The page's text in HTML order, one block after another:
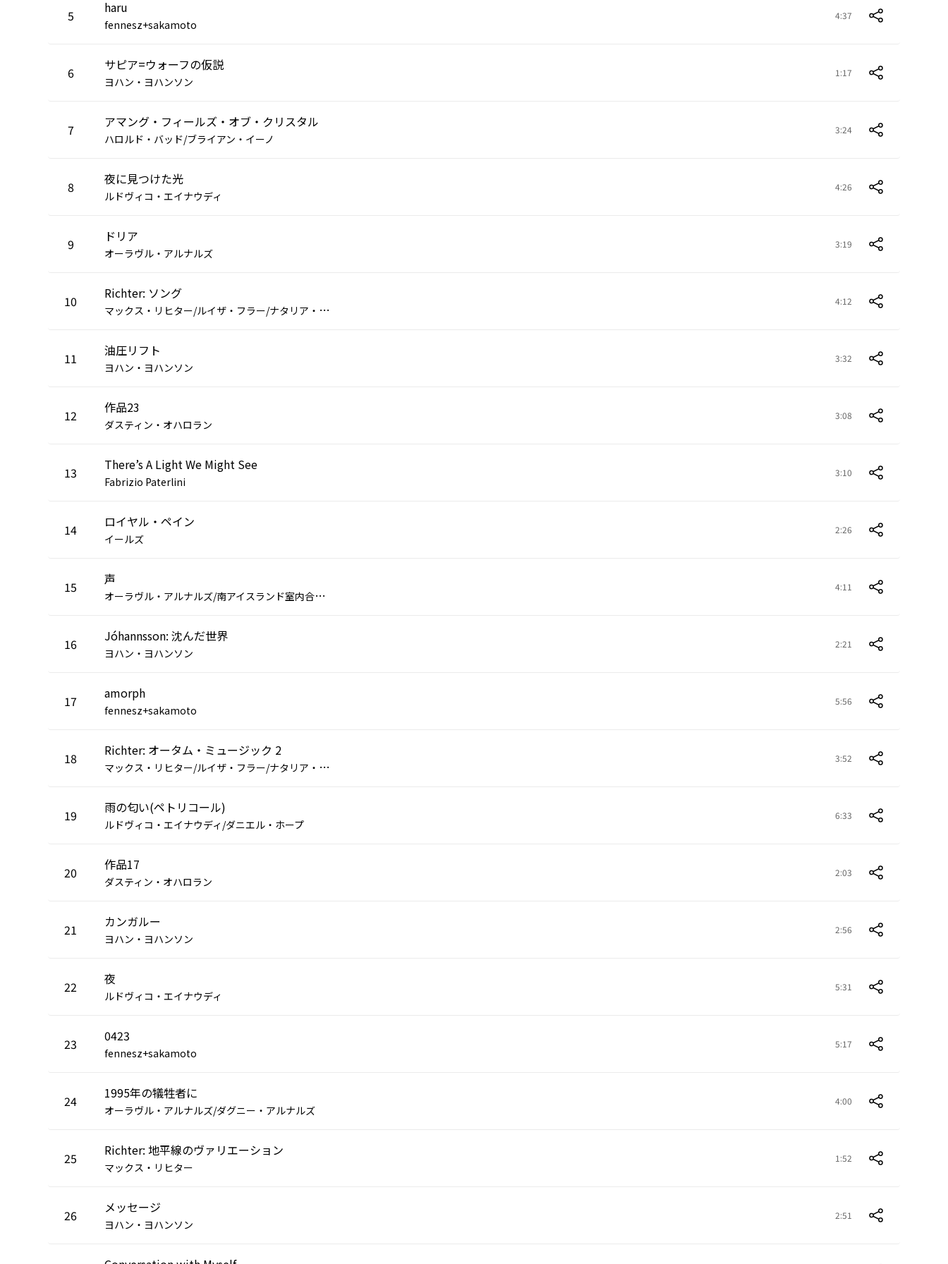
5 haru
fennesz+sakamoto
4:37
6 サピア=ウォーフの仮説
ヨハン・ヨハンソン
1:17
7 アマング・フィールズ・オブ・クリスタル
ハロルド・バッド/ブライアン・イーノ
3:24
8 夜に見つけた光
ルドヴィコ・エイナウディ
4:26
9 ドリア
オーラヴル・アルナルズ
3:19
10
Richter: ソング
マ
ックス・リヒター/ルイザ・フラー/ナタリア・ボナー/リコ・コスタ
4:12
11 油圧リフト
ヨハン・ヨハンソン
3:32
12 作品23
ダスティン・オハロラン
3:08
13 There’s A Light We Might See
Fabrizio Paterlini
3:10
14 ロイヤル・ペイン
イールズ
2:26
15
声
オ
ーラヴル・アルナルズ/南アイスランド室内合唱団
4:11
16 Jóhannsson: 沈んだ世界
ヨハン・ヨハンソン
2:21
17 amorph
fennesz+sakamoto
5:56
18
Richter: オータム・ミュージック 2
マ
ックス・リヒター/ルイザ・フラー/ナタリア・ボナー/リコ・コスタ/ジョンメトカーフ/イアン・バージ/クリス・ウォーシー
3:52
19 雨の匂い(ペトリコール)
ルドヴィコ・エイナウディ/ダニエル・ホープ
6:33
20 作品17
ダスティン・オハロラン
2:03
21 カンガルー
ヨハン・ヨハンソン
2:56
22 夜
ルドヴィコ・エイナウディ
5:31
23 0423
fennesz+sakamoto
5:17
24 1995年の犠牲者に
オーラヴル・アルナルズ/ダグニー・アルナルズ
4:00
25 Richter: 地平線のヴァリエーション
マックス・リヒター
1:52
26 メッセージ
ヨハン・ヨハンソン
2:51